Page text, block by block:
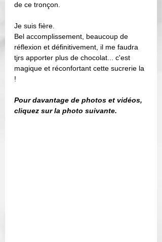
de ce tronçon.
Je suis fière.
Bel accomplissement, beaucoup de
réflexion et définitivement, il me faudra
tjrs apporter plus de chocolat... c'est
magique et réconfortant cette sucrerie la
!
Pour davantage de photos et vidéos,
cliquez sur la photo suivante.